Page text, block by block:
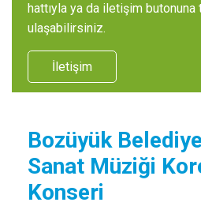
hattıyla ya da iletişim butonuna
ulaşabilirsiniz.
İletişim
Bozüyük
Sanat Müziği
Konseri